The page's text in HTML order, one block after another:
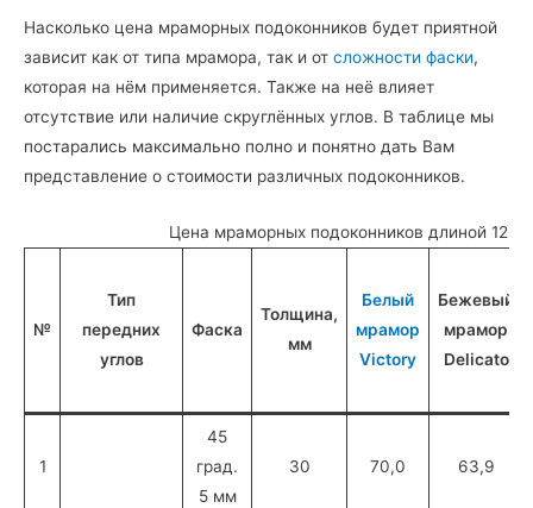
Насколько цена мраморных подоконников будет приятной
зависит как от типа мрамора, так и от сложности фаски,
которая на нём применяется. Также на неё влияет
отсутствие или наличие скруглённых углов. В таблице мы
постарались максимально полно и понятно дать Вам
представление о стоимости различных подоконников.
Цена мраморных подоконников длиной 122
№
Тип
передних
углов
Фаска
Толщина,
мм
Белый
мрамор
Victory
Бежевый
мрамор
Delicato
1
45
град.
5 мм
30 70,0 63,9